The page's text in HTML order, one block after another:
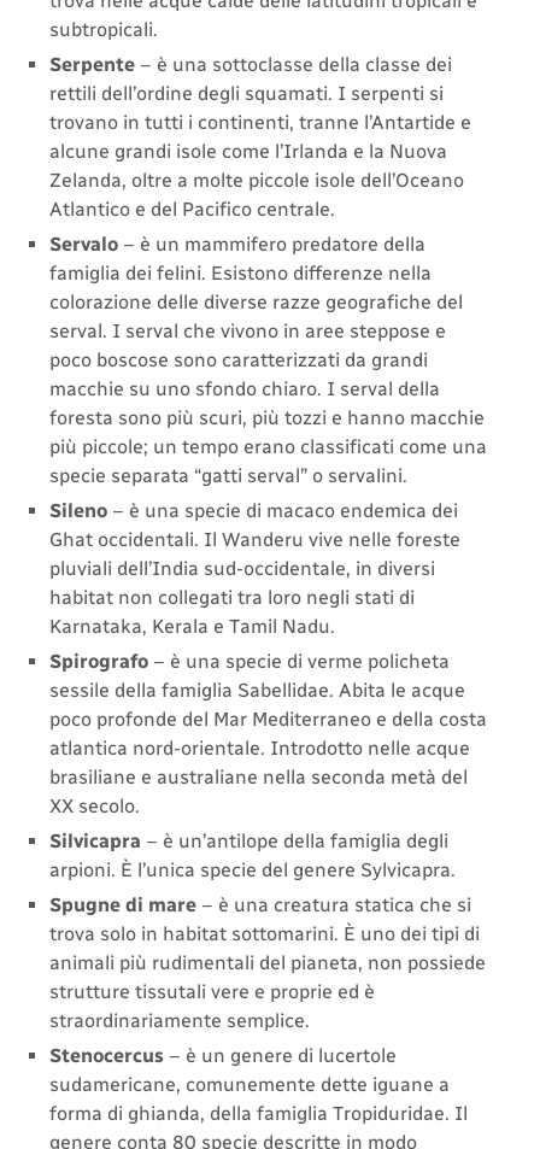
subtropicali.
Serpente – è una sottoclasse della classe dei
rettili dell’ordine degli squamati. I serpenti si
trovano in tutti i continenti, tranne l’Antartide e
alcune grandi isole come l’Irlanda e la Nuova
Zelanda, oltre a molte piccole isole dell’Oceano
Atlantico e del Pacifico centrale.
Servalo – è un mammifero predatore della
famiglia dei felini. Esistono differenze nella
colorazione delle diverse razze geografiche del
serval. I serval che vivono in aree steppose e
poco boscose sono caratterizzati da grandi
macchie su uno sfondo chiaro. I serval della
foresta sono più scuri, più tozzi e hanno macchie
più piccole; un tempo erano classificati come una
specie separata “gatti serval” o servalini.
Sileno – è una specie di macaco endemica dei
Ghat occidentali. Il Wanderu vive nelle foreste
pluviali dell’India sud-occidentale, in diversi
habitat non collegati tra loro negli stati di
Karnataka, Kerala e Tamil Nadu.
Spirografo – è una specie di verme policheta
sessile della famiglia Sabellidae. Abita le acque
poco profonde del Mar Mediterraneo e della costa
atlantica nord-orientale. Introdotto nelle acque
brasiliane e australiane nella seconda metà del
XX secolo.
Silvicapra – è un’antilope della famiglia degli
arpioni. È l’unica specie del genere Sylvicapra.
Spugne di mare – è una creatura statica che si
trova solo in habitat sottomarini. È uno dei tipi di
animali più rudimentali del pianeta, non possiede
strutture tissutali vere e proprie ed è
straordinariamente semplice.
Stenocercus – è un genere di lucertole
sudamericane, comunemente dette iguane a
forma di ghianda, della famiglia Tropiduridae. Il
genere conta 80 specie descritte in modo